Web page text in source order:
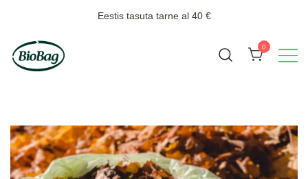
Eestis tasuta tarne al 40 €
0